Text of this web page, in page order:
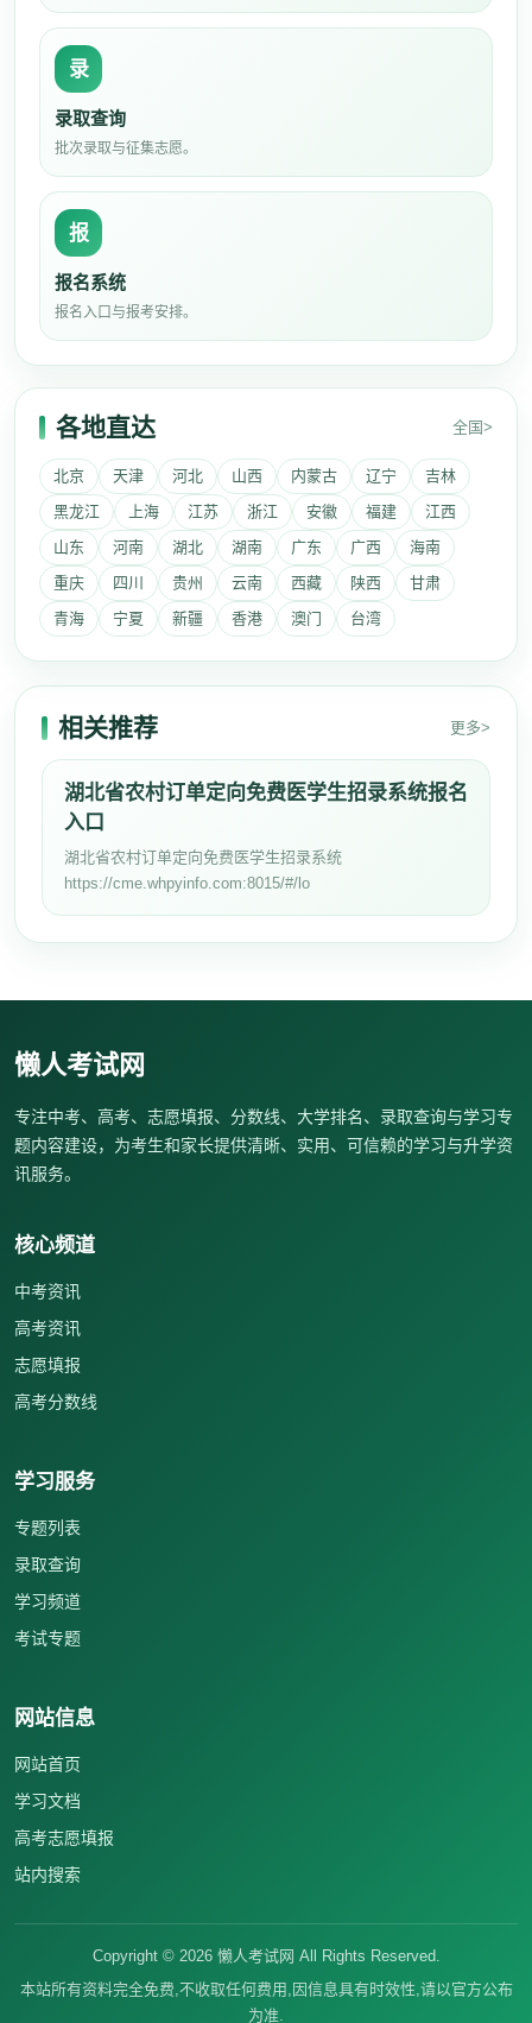
录
录取查询
批次录取与征集志愿。
报
报名系统
报名入口与报考安排。
各地直达 全国>
北京 天津 河北 山西 内蒙古 辽宁
吉林
黑龙江
上海 江苏 浙江 安徽 福建
江西
山东
河南 湖北 湖南 广东 广西
海南
重庆
四川 贵州 云南 西藏 陕西
甘肃
青海
宁夏 新疆 香港 澳门 台湾
相关推荐 更多>
湖北省农村订单定向免费医学生招录系统报名
入口
湖北省农村订单定向免费医学生招录系统
https://cme.whpyinfo.com:8015/#/lo
懒人考试网
专注中考、高考、志愿填报、分数线、大学排名、录取查询与学习专
题内容建设，为考生和家长提供清晰、实用、可信赖的学习与升学资
讯服务。
核心频道
中考资讯
高考资讯
志愿填报
高考分数线
学习服务
专题列表
录取查询
学习频道
考试专题
网站信息
网站首页
学习文档
高考志愿填报
站内搜索
Copyright © 2026懒人考试网 All Rights Reserved.
本站所有资料完全免费,不收取任何费用,因信息具有时效性,请以官方公布
为准.